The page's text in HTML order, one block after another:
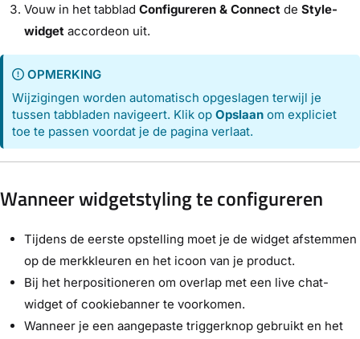
Vouw in het tabblad Configureren & Connect de Style-
widget accordeon uit.
OPMERKING
Wijzigingen worden automatisch opgeslagen terwijl je
tussen tabbladen navigeert. Klik opOpslaan om expliciet
toe te passen voordat je de pagina verlaat.
Wanneer widgetstyling te configureren
Tijdens de eerste opstelling moet je de widget afstemmen
op de merkkleuren en het icoon van je product.
Bij het herpositioneren om overlap met een live chat-
widget of cookiebanner te voorkomen.
Wanneer je een aangepaste triggerknop gebruikt en het